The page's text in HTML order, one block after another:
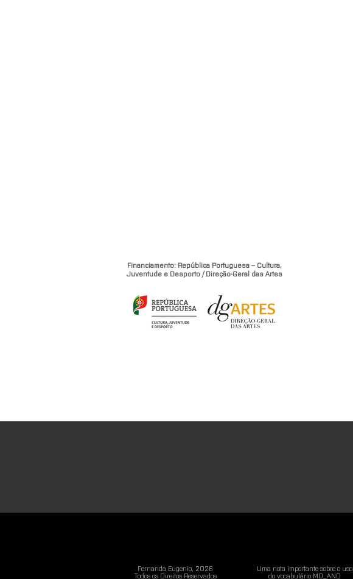
Financiamento: República Portuguesa – Cultura,
Juventude e Desporto / Direção-Geral das Artes
Fernanda Eugenio, 2026
Todos os Direitos Reservados
Uma nota importante sobre o uso
do vocabulário MO_AND